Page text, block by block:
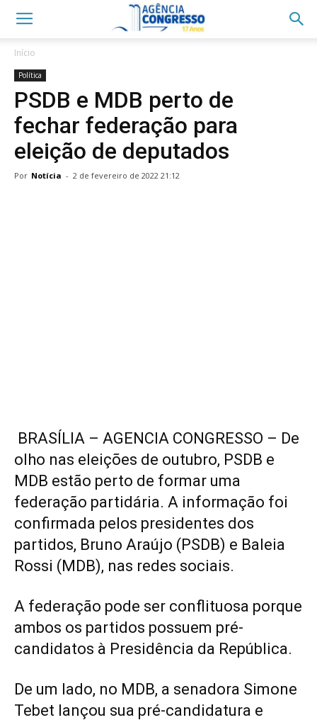
Início
Política
PSDB e MDB perto de
fechar federação para
eleição de deputados
Por Notícia - 2 de fevereiro de 2022 21:12
BRASÍLIA – AGENCIA CONGRESSO – De
olho nas eleições de outubro, PSDB e
MDB estão perto de formar uma
federação partidária. A informação foi
confirmada pelos presidentes dos
partidos, Bruno Araújo (PSDB) e Baleia
Rossi (MDB), nas redes sociais.
A federação pode ser conflituosa porque
ambos os partidos possuem pré-
candidatos à Presidência da República.
De um lado, no MDB, a senadora Simone
Tebet lançou sua pré-candidatura e